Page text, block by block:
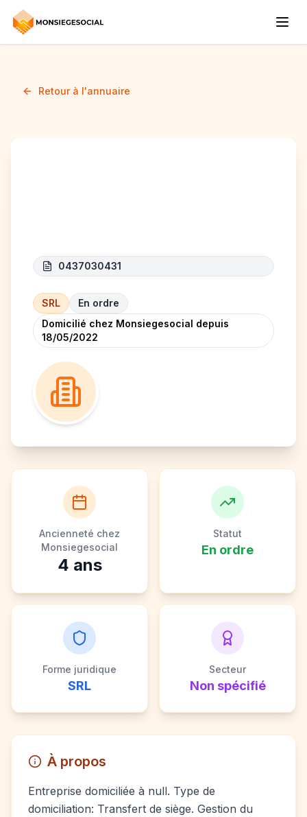
Retour à l'annuaire
0437030431
SRL
En ordre
Domicilié chez Monsiegesocial depuis
18/05/2022
Ancienneté chez
Monsiegesocial
4 ans
Statut
En ordre
Forme juridique
SRL
Secteur
Non spécifié
À propos
Entreprise domiciliée à null. Type de
domiciliation: Transfert de siège. Gestion du